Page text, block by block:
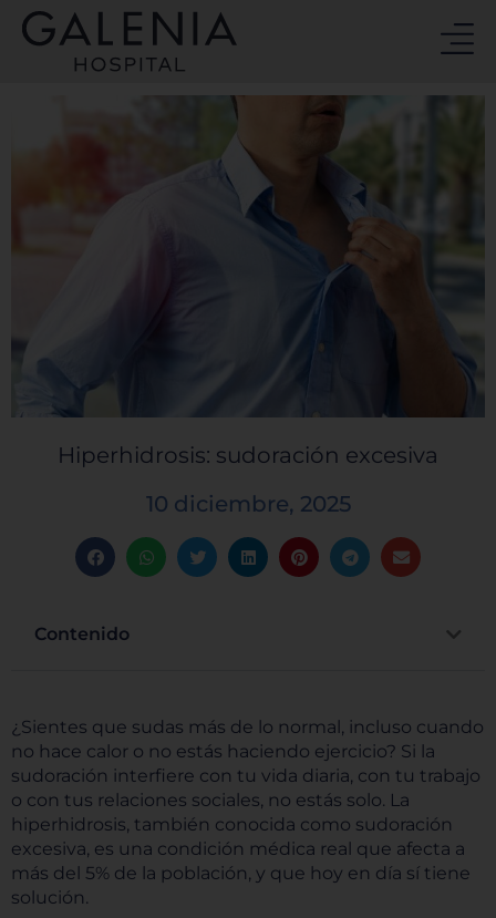
contenido
Hiperhidrosis: sudoración excesiva
10 diciembre, 2025
Contenido
¿Sientes que sudas más de lo normal, incluso cuando
no hace calor o no estás haciendo ejercicio? Si la
sudoración interfiere con tu vida diaria, con tu trabajo
o con tus relaciones sociales, no estás solo. La
hiperhidrosis, también conocida como sudoración
excesiva, es una condición médica real que afecta a
más del 5% de la población, y que hoy en día sí tiene
solución.